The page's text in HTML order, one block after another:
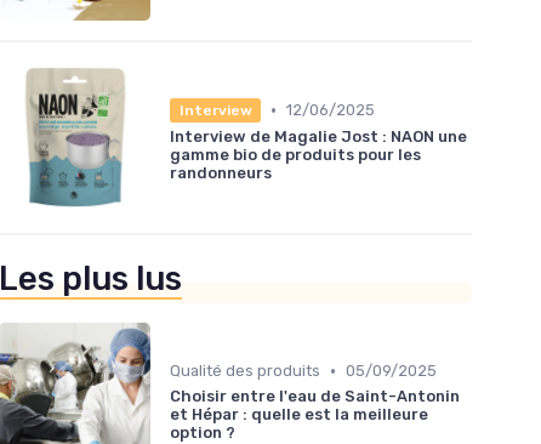
Interview • 12/06/2025
Interview de Magalie Jost : NAON une
gamme bio de produits pour les
randonneurs
Les plus lus
Qualité des produits • 05/09/2025
Choisir entre l'eau de Saint-Antonin
et Hépar : quelle est la meilleure
option ?